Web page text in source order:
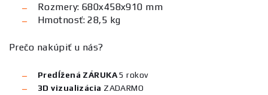
Rozmery: 680x458x910 mm
Hmotnosť: 28,5 kg
Prečo nakúpiť u nás?
Predĺžená ZÁRUKA5 rokov
3D vizualizácia ZADARMO